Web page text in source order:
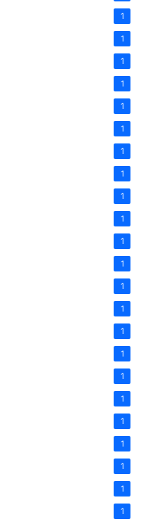
1
1
1
1
1
1
1
1
1
1
1
1
1
1
1
1
1
1
1
1
1
1
1